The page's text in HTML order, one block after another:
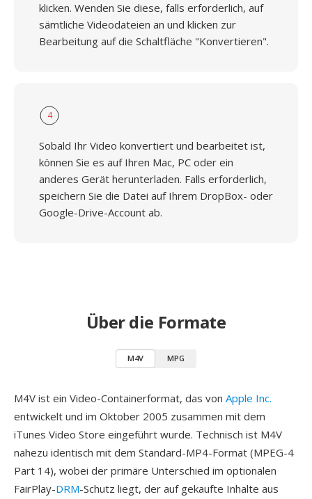
klicken. Wenden Sie diese, falls erforderlich, auf
sämtliche Videodateien an und klicken zur
Bearbeitung auf die Schaltfläche "Konvertieren".
4
Sobald Ihr Video konvertiert und bearbeitet ist,
können Sie es auf Ihren Mac, PC oder ein
anderes Gerät herunterladen. Falls erforderlich,
speichern Sie die Datei auf Ihrem DropBox- oder
Google-Drive-Account ab.
Über die Formate
M4V MPG
M4V ist ein Video-Containerformat, das von Apple Inc.
entwickelt und im Oktober 2005 zusammen mit dem
iTunes Video Store eingeführt wurde. Technisch ist M4V
nahezu identisch mit dem Standard-MP4-Format (MPEG-4
Part 14), wobei der primäre Unterschied im optionalen
FairPlay-DRM-Schutz liegt, der auf gekaufte Inhalte aus